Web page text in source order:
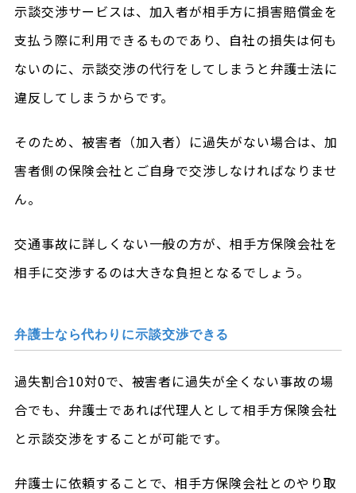
示談交渉サービスは、加入者が相手方に損害賠償金を
支払う際に利用できるものであり、自社の損失は何も
ないのに、示談交渉の代行をしてしまうと弁護士法に
違反してしまうからです。
そのため、被害者（加入者）に過失がない場合は、加
害者側の保険会社とご自身で交渉しなければなりませ
ん。
交通事故に詳しくない一般の方が、相手方保険会社を
相手に交渉するのは大きな負担となるでしょう。
弁護士なら代わりに示談交渉できる
過失割合10対0で、被害者に過失が全くない事故の場
合でも、弁護士であれば代理人として相手方保険会社
と示談交渉をすることが可能です。
弁護士に依頼することで、相手方保険会社とのやり取